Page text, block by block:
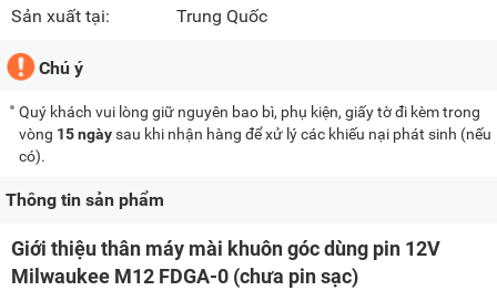
Sản xuất tại: Trung Quốc
Chú ý
Quý khách vui lòng giữ nguyên bao bì, phụ kiện, giấy tờ đi kèm trong
vòng 15 ngàysau khi nhận hàng để xử lý các khiếu nại phát sinh (nếu
có).
Thông tin sản phẩm
Giới thiệu thân máy mài khuôn góc dùng pin 12V
Milwaukee M12 FDGA-0 (chưa pin sạc)